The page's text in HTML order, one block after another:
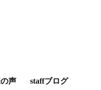
声 staffブログ